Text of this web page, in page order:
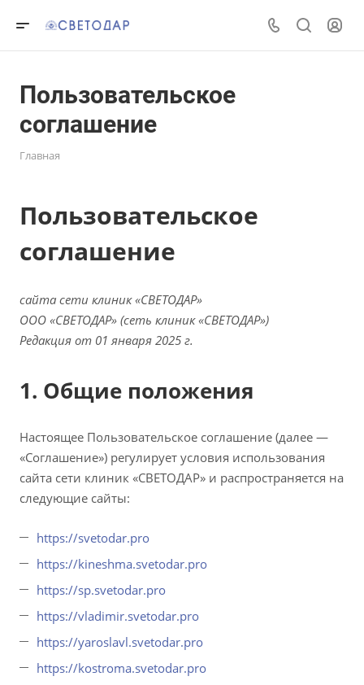
Пользовательское
соглашение
Главная
Пользовательское
соглашение
сайта сети клиник «СВЕТОДАР»
ООО «СВЕТОДАР» (сеть клиник «СВЕТОДАР»)
Редакция от 01 января 2025 г.
1. Общие положения
Настоящее Пользовательское соглашение (далее —
«Соглашение») регулирует условия использования
сайта сети клиник «СВЕТОДАР» и распространяется на
следующие сайты:
https://svetodar.pro
https://kineshma.svetodar.pro
https://sp.svetodar.pro
https://vladimir.svetodar.pro
https://yaroslavl.svetodar.pro
https://kostroma.svetodar.pro